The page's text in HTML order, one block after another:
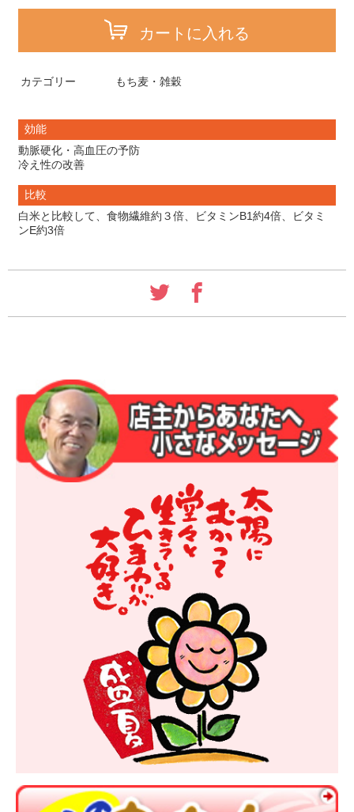
カートに入れる
カテゴリー もち麦・雑穀
効能
動脈硬化・高血圧の予防
冷え性の改善
比較
白米と比較して、食物繊維約３倍、ビタミンB1約4倍、ビタミ
ンE約3倍